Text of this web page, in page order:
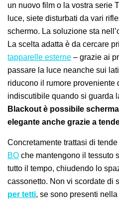
un nuovo film o la vostra serie
luce, siete disturbati da vari
schermo. La soluzione sta
La scelta adatta è da cercare
tapparelle esterne – grazie ai
passare la luce neanche sui
riducono il rumore proveniente
indiscutibile quando si guarda
Blackout è possibile
elegante anche grazie a
Concretamente trattasi di tende
BO che mantengono il tessuto
tutto il tempo, chiudendo lo
cassonetto. Non vi scordate di
per tetti, se sono presenti